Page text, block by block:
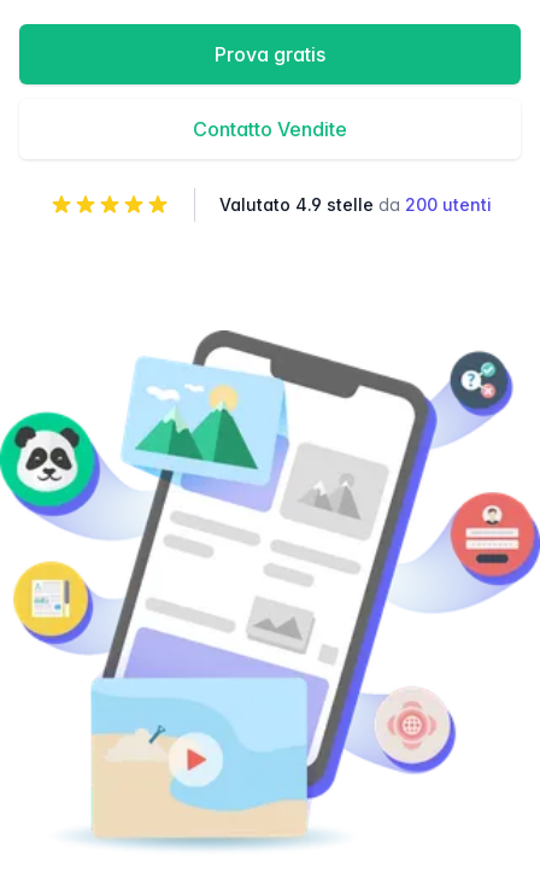
Prova gratis
Contatto Vendite
Valutato 4.9 stelle da 200 utenti